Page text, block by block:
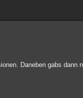
Daneben gabs dann